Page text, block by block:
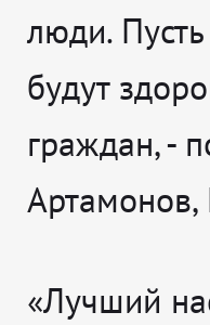
люди.
будут
граждан,-
Артамонов,
«Лучший